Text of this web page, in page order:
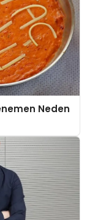
Neden